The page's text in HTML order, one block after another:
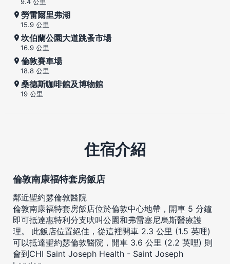
勞雷爾里弗湖
15.9 公里
坎伯蘭公園大道跳蚤市場
16.9 公里
倫敦賽車場
18.8 公里
桑德斯咖啡館及博物館
19 公里
住宿介紹
倫敦南康福特套房飯店
鄰近聖約瑟倫敦醫院
倫敦南康福特套房飯店位於倫敦中心地帶，開車 5 分鐘
即可抵達惠特利分支吠叫公園和弗雷塞尼烏斯醫療護
理。 此飯店位置絕佳，從這裡開車 2.3 公里 (1.5 英哩)
可以抵達聖約瑟倫敦醫院，開車 3.6 公里 (2.2 英哩) 則
會到CHI Saint Joseph Health - Saint Joseph